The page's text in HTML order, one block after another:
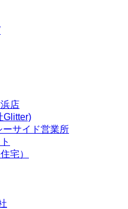
店
Glitter)
サイド営業所
宅）